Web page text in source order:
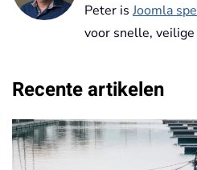
Peter isJoomla
voor snelle,
Recente artikelen